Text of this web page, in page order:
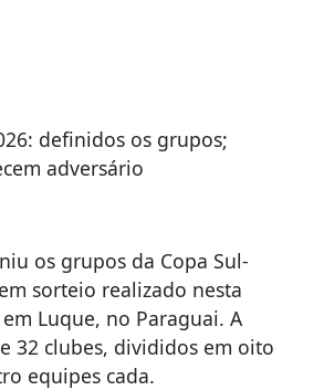
definidos os grupos;
adversário
os grupos da Copa Sul-
sorteio realizado nesta
Luque, no Paraguai. A
32 clubes, divididos em oito
equipes cada.